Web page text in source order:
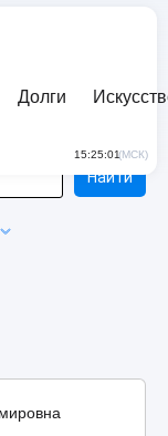
Долги
15:25:01(МСК)
Найти